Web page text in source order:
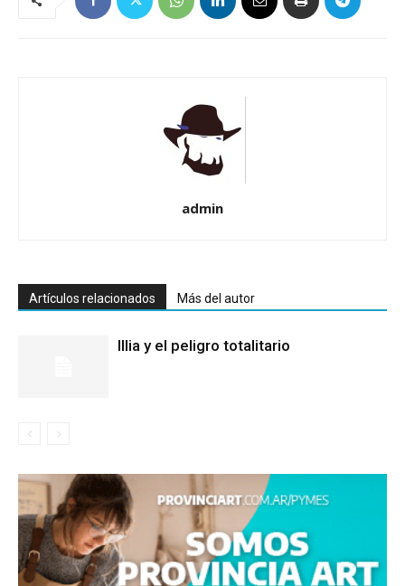
admin
Artículos relacionados Más del autor
Illia y el peligro totalitario